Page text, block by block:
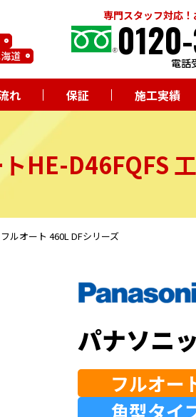
道
専門スタッフ対応！
電話
れ 保証 施工実績
HE-D46FQFS
ルオート 460L DFシリーズ
パナソニ
フルオー
角型タイ